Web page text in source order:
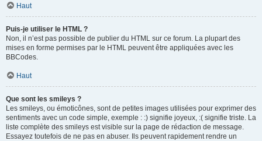
Haut
Puis-je utiliser le HTML ?
Non, il n’est pas possible de publier du HTML sur ce forum. La plupart des
mises en forme permises par le HTML peuvent être appliquées avec les
BBCodes.
Haut
Que sont les smileys ?
Les smileys, ou émoticônes, sont de petites images utilisées pour exprimer des
sentiments avec un code simple, exemple : :) signifie joyeux, :( signifie triste. La
liste complète des smileys est visible sur la page de rédaction de message.
Essayez toutefois de ne pas en abuser. Ils peuvent rapidement rendre un